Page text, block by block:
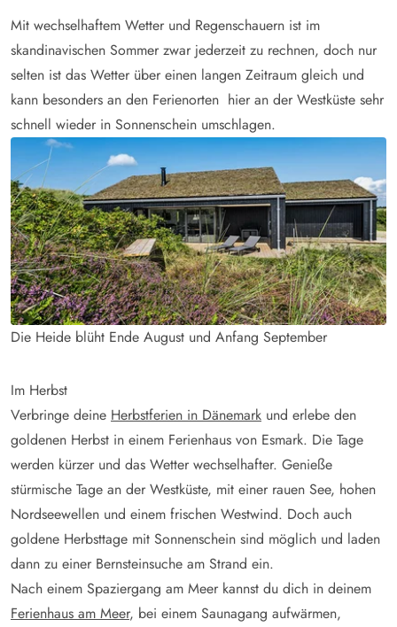
Mit wechselhaftem Wetter und Regenschauern ist im
skandinavischen Sommer zwar jederzeit zu rechnen, doch nur
selten ist das Wetter über einen langen Zeitraum gleich und
kann besonders an den Ferienorten hier an der Westküste sehr
schnell wieder in Sonnenschein umschlagen.
Die Heide blüht Ende August und Anfang September
Im Herbst
Verbringe deine Herbstferien in Dänemark und erlebe den
goldenen Herbst in einem Ferienhaus von Esmark. Die Tage
werden kürzer und das Wetter wechselhafter. Genieße
stürmische Tage an der Westküste, mit einer rauen See, hohen
Nordseewellen und einem frischen Westwind. Doch auch
goldene Herbsttage mit Sonnenschein sind möglich und laden
dann zu einer Bernsteinsuche am Strand ein.
Nach einem Spaziergang am Meer kannst du dich in deinem
Ferienhaus am Meer, bei einem Saunagang aufwärmen,